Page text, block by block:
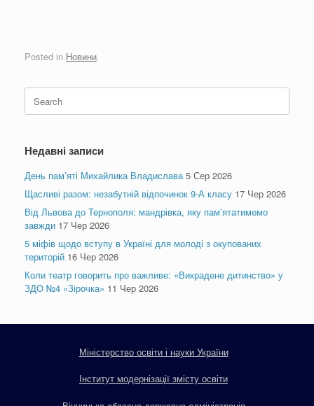
Posted in Новини.
Search
for:
Недавні записи
День пам’яті Михайлика Владислава 5 Сер 2026
Щасливі разом: незабутній відпочинок 9-А класу 17 Чер 2026
Від Львова до Тернополя: мандрівка, яку пам’ятатимемо
завжди 17 Чер 2026
5 міфів щодо вступу в Україні для молоді з окупованих
територій 16 Чер 2026
Коли театр говорить про важливе: «Викрадене дитинство» у
ЗДО №4 «Зірочка» 11 Чер 2026
Міністерство освіти і науки України
Інститут модернізації змісту освіти